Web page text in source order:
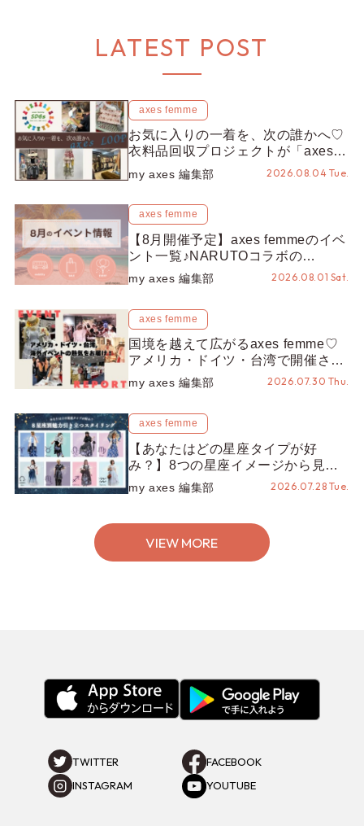
LATEST POST
axes femme
お気に入りの一着を、次の誰かへ♡
衣料品回収プロジェクトが「axes
LOOP」にアップデート！活用する
とポイントが手に入る◎
my axes 編集部 2026.08.04 Tue.
axes femme
【8月開催予定】axes femmeのイベ
ント一覧♪NARUTOコラボの
REZEN POPUPから、プチYour
Stage.、ティーパーティまで！8月
my axes 編集部 2026.08.01 Sat.
axes femme
国境を越えて広がるaxes femme♡
アメリカ・ドイツ・台湾で開催され
たイベントをお届け！美沙子さんか
らのコメントも♬【海外イベントレ
my axes 編集部 2026.07.30 Thu.
axes femme
【あなたはどの星座タイプが好
み？】8つの星座イメージから見つ
ける、魅力引き立つスタイリング♡
my axes 編集部 2026.07.28 Tue.
VIEW MORE
TWITTER
FACEBOOK
INSTAGRAM
YOUTUBE